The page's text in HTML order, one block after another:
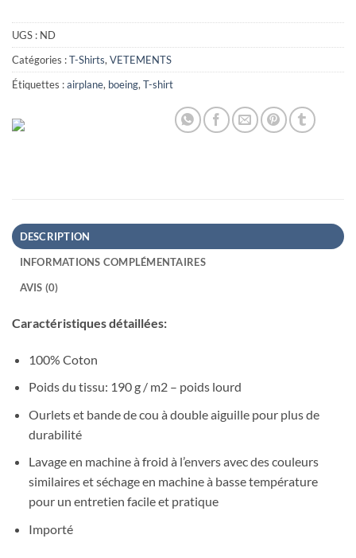
UGS : ND
Catégories :T-Shirts, VETEMENTS
Étiquettes :airplane, boeing, T-shirt
DESCRIPTION
INFORMATIONS COMPLÉMENTAIRES
AVIS (0)
Caractéristiques détaillées:
100% Coton
Poids du tissu: 190 g / m2 – poids lourd
Ourlets et bande de cou à double aiguille pour plus de
durabilité
Lavage en machine à froid à l’envers avec des couleurs
similaires et séchage en machine à basse température
pour un entretien facile et pratique
Importé